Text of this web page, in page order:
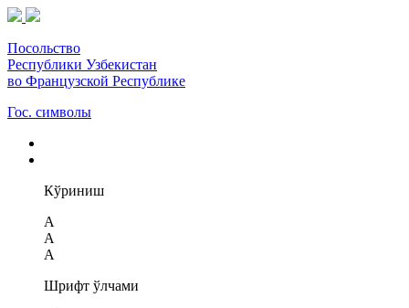
Посольство
Республики Узбекистан
во Французской Республике
Гос. символы
Кўриниш
A
A
A
Шрифт ўлчами